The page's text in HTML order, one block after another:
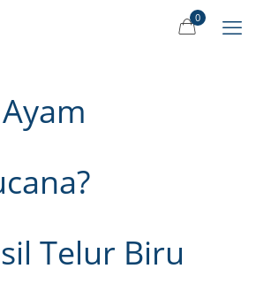
0
Telur Biru